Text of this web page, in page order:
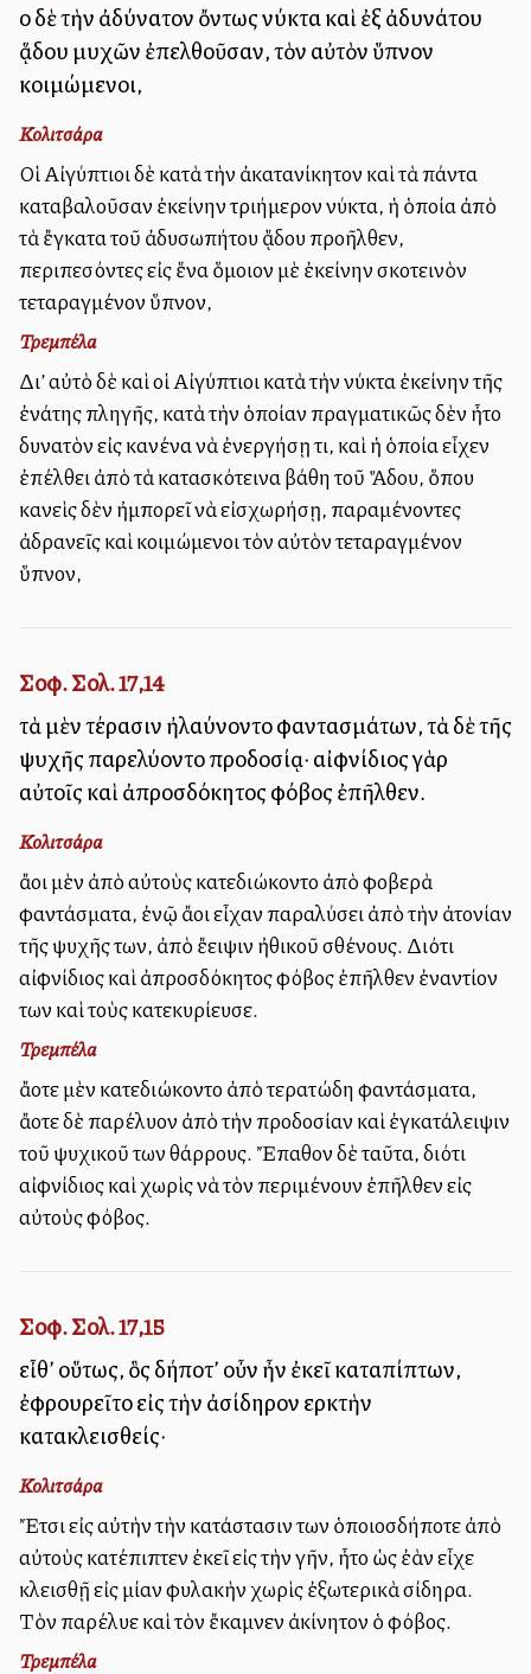
οἱ δὲ τὴν ἀδύνατον ὄντως νύκτα καὶ ἐξ ἀδυνάτου
ᾅδου μυχῶν ἐπελθοῦσαν, τὸν αὐτὸν ὕπνον
κοιμώμενοι,
Κολιτσάρα
Οἱ Αἰγύπτιοι δὲ κατὰ τὴν ἀκατανίκητον καὶ τὰ πάντα
καταβαλοῦσαν ἐκείνην τριήμερον νύκτα, ἡ ὁποία ἀπὸ
τὰ ἔγκατα τοῦ ἀδυσωπήτου ᾅδου προῆλθεν,
περιπεσόντες εἰς ἕνα ὅμοιον μὲ ἐκείνην σκοτεινὸν
τεταραγμένον ὕπνον,
Τρεμπέλα
Δι’ αὐτὸ δὲ καὶ οἱ Αἰγύπτιοι κατὰ τὴν νύκτα ἐκείνην τῆς
ἐνάτης πληγῆς, κατὰ τὴν ὁποίαν πραγματικῶς δὲν ἦτο
δυνατὸν εἰς κανένα νὰ ἐνεργήσῃ τι, καὶ ἡ ὁποία εἶχεν
ἐπέλθει ἀπὸ τὰ κατασκότεινα βάθη τοῦ Ἅδου, ὅπου
κανεὶς δὲν ἠμπορεῖ νὰ εἰσχωρήσῃ, παραμένοντες
ἀδρανεῖς καὶ κοιμώμενοι τὸν αὐτὸν τεταραγμένον
ὕπνον,
Σοφ. Σολ. 17,14
τὰ μὲν τέρασιν ἠλαύνοντο φαντασμάτων, τὰ δὲ τῆς
ψυχῆς παρελύοντο προδοσίᾳ· αἰφνίδιος γὰρ
αὐτοῖς καὶ ἀπροσδόκητος φόβος ἐπῆλθεν.
Κολιτσάρα
ἄλλοι μὲν ἀπὸ αὐτοὺς κατεδιώκοντο ἀπὸ φοβερὰ
φαντάσματα, ἐνῷ ἄλλοι εἶχαν παραλύσει ἀπὸ τὴν ἀτονίαν
τῆς ψυχῆς των, ἀπὸ ἔλλειψιν ἠθικοῦ σθένους. Διότι
αἰφνίδιος καὶ ἀπροσδόκητος φόβος ἐπῆλθεν ἐναντίον
των καὶ τοὺς κατεκυρίευσε.
Τρεμπέλα
ἄλλοτε μὲν κατεδιώκοντο ἀπὸ τερατώδη φαντάσματα,
ἄλλοτε δὲ παρέλυον ἀπὸ τὴν προδοσίαν καὶ ἐγκατάλειψιν
τοῦ ψυχικοῦ των θάρρους. Ἔπαθον δὲ ταῦτα, διότι
αἰφνίδιος καὶ χωρὶς νὰ τὸν περιμένουν ἐπῆλθεν εἰς
αὐτοὺς φόβος.
Σοφ. Σολ. 17,15
εἶθ’ οὕτως, ὃς δήποτ’ οὖν ἦν ἐκεῖ καταπίπτων,
ἐφρουρεῖτο εἰς τὴν ἀσίδηρον εἱρκτὴν
κατακλεισθείς·
Κολιτσάρα
Ἔτσι εἰς αὐτὴν τὴν κατάστασιν των ὁποιοσδήποτε ἀπὸ
αὐτοὺς κατέπιπτεν ἐκεῖ εἰς τὴν γῆν, ἦτο ὡς ἐὰν εἶχε
κλεισθῇ εἰς μίαν φυλακὴν χωρὶς ἐξωτερικὰ σίδηρα.
Τὸν παρέλυε καὶ τὸν ἔκαμνεν ἀκίνητον ὁ φόβος.
Τρεμπέλα